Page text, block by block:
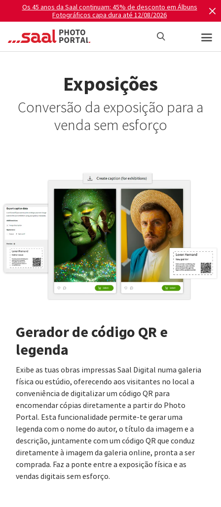
Os 45 anos da Saal continuam: 45% de desconto em Álbuns
Fotográficos capa dura até 12/08/2026
Exposições
Conversão da exposição para a
venda sem esforço
Gerador de código QR e
legenda
Exibe as tuas obras impressas Saal Digital numa galeria
física ou estúdio, oferecendo aos visitantes no local a
conveniência de digitalizar um código QR para
encomendar cópias diretamente a partir do Photo
Portal. Esta funcionalidade permite-te gerar uma
legenda com o nome do autor, o título da imagem e a
descrição, juntamente com um código QR que conduz
diretamente à imagem da galeria online, pronta a ser
comprada. Faz a ponte entre a exposição física e as
vendas digitais sem esforço.